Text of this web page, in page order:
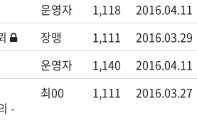
운영자 1,118
2016.04.11
장맹 1,111
2016.03.29
운영자 1,140
2016.04.11
-
최00 1,111 2016.03.27